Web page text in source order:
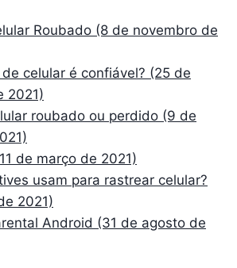
Roubado (8 de novembro de
celular é confiável? (25 de
2021)
roubado ou perdido (9 de
de março de 2021)
usam para rastrear celular?
2021)
Android (31 de agosto de